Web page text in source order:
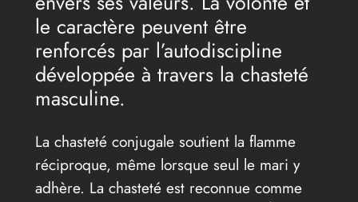
le caractère peuvent être
renforcés par l’autodiscipline
développée à travers la chasteté
masculine.
La chasteté conjugale soutient la flamme
réciproque, même lorsque seul le mari y
adhère. La chasteté est reconnue comme